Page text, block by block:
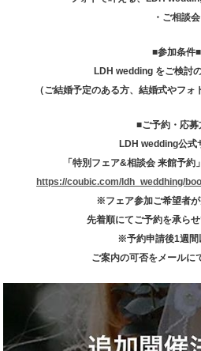
・ご相談会
■参加条件■
LDH wedding をご検討
（ご結婚予定のある方、結婚式やフォ
■ご予約・応募
LDH wedding公式
「特別フェア&相談会 来館予約
https://coubic.com/ldh_weddhing/
※フェア参加ご希望者
先着順にてご予約を承ら
※予約申請後1週間
ご案内の可否をメールに